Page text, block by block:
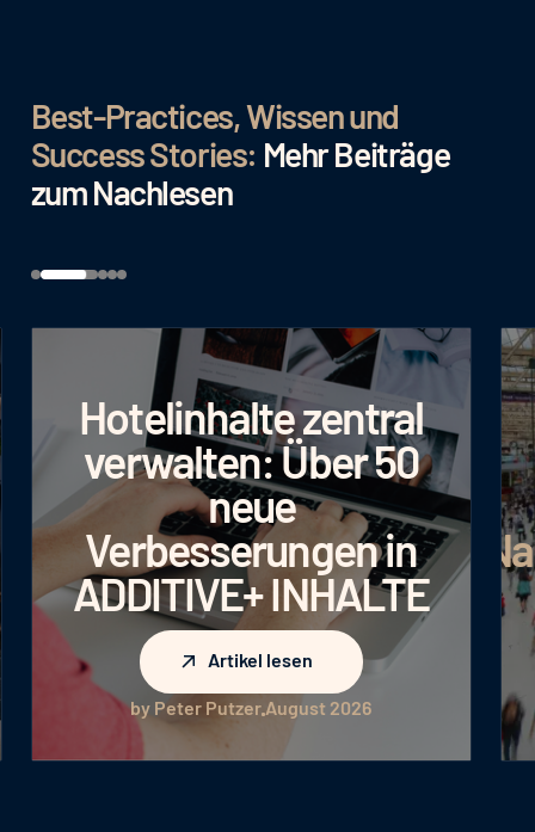
Best-Practices, Wissen und
Success Stories: Mehr Beiträge
zum Nachlesen
Hotelinhalte zentral
verwalten: Über 50
neue
Verbesserungen in
ADDITIVE+ INHALTE
Artikel lesen
Artikel lesen
by Peter PutzerAugust 2026